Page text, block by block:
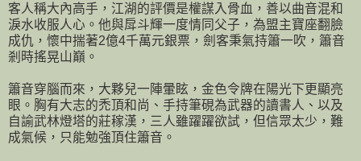
客人稱大內高手，江湖的評價是權謀入骨血，善以曲音混和
淚水收服人心。他與戽斗輝一度情同父子，為盟主寶座翻臉
成仇，懷中揣著2億4千萬元銀票，劍客秉氣持簫一吹，簫音
剎時搖晃山巔。
簫音穿腦而來，大夥兒一陣暈眩，金色令牌在陽光下更顯亮
眼。胸有大志的禿頂和尚、手持筆硯為武器的讀書人、以及
自諭武林燈塔的莊稼漢，三人雖躍躍欲試，但信眾太少，難
成氣候，只能勉強頂住簫音。